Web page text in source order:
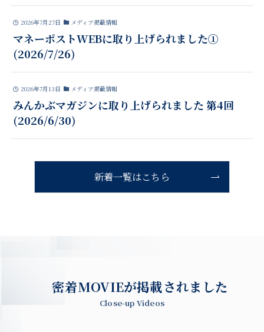
2026年7月27日 メディア掲載情報
マネーポストWEBに取り上げられました①
(2026/7/26)
2026年7月13日 メディア掲載情報
みんかぶマガジンに取り上げられました 第4回
(2026/6/30)
新着一覧はこちら
密着MOVIEが掲載されました
Close-up Videos